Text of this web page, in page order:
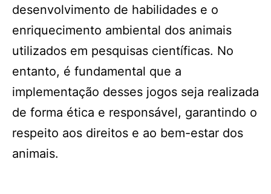
desenvolvimento de habilidades e o
enriquecimento ambiental dos animais
utilizados em pesquisas científicas. No
entanto, é fundamental que a
implementação desses jogos seja realizada
de forma ética e responsável, garantindo o
respeito aos direitos e ao bem-estar dos
animais.